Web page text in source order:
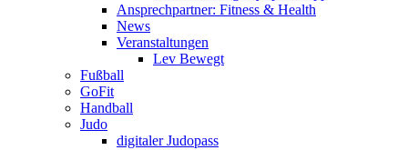
Ansprechpartner: Fitness & Health
News
Veranstaltungen
Lev Bewegt
Fußball
GoFit
Handball
Judo
digitaler Judopass